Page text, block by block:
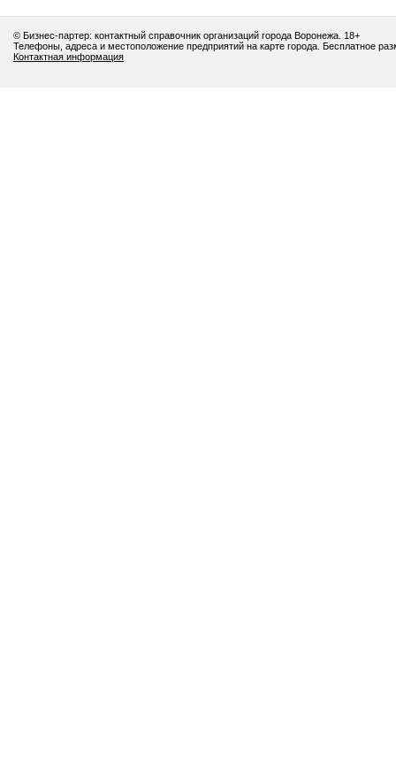
© Бизнес-партер: контактный справочник организаций города Воронежа. 18+
Телефоны, адреса и местоположение предприятий на карте города. Бесплатное
Контактная информация